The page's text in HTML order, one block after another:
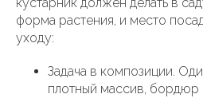
форма растения, и место
уходу:
Задача в композиции.
плотный массив, бордюр